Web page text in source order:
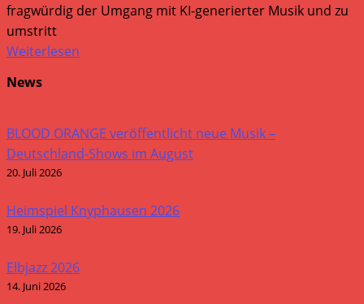
fragwürdig der Umgang mit KI-generierter Musik und zu
umstritt
Weiterlesen
News
BLOOD ORANGE veröffentlicht neue Musik –
Deutschland-Shows im August
20. Juli 2026
Heimspiel Knyphausen 2026
19. Juli 2026
Elbjazz 2026
14. Juni 2026